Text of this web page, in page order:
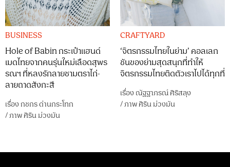
BUSINESS
Hole of Babin กระเป๋าแฮนด์
เมดไทยจากคนรุ่นใหม่เลือดสุพร
รณฯ ที่หลงรักลายชามตราไก่-
ลายถาดสังกะสี
เรื่อง กชกร ด่านกระโทก
/ภาพศิริน ม่วงมัน
CRAFTYARD
‘จิตรกรรมไทยในย่าม’ คอลเลก
ชันของย่ามสุดสนุกที่ทำให้
จิตรกรรมไทยติดตัวเราไปได้ทุกที่
เรื่องณัฐฐาภรณ์ ศิริสลุง
/ภาพศิริน ม่วงมัน